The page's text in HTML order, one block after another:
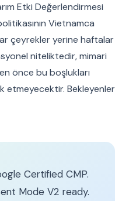
Etki Değerlendirmesi
Vietnamca
çeyrekler yerine haftalar
niteliktedir, mimari
önce bu boşlukları
etmeyecektir. Bekleyenler
Certified CMP.
Mode V2 ready.